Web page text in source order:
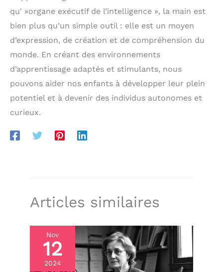
et les mettre dans le sac, et il suffit de les essuyer
pour les nettoyer. Convient Comme Cadeau Bien
Pensé : La valeur éducative du set de jouets
Montessori, combinée à son design visuellement
stimulant, en fait un merveilleux cadeau qui
explorer et à se développer. C'est un cadeau de
naissance bien pensé pour la mère et il convient
également très bien comme cadeau de fête des
enfants, cadeau d'anniversaire, cadeau de Noël,
cadeau de bas et cadeau de Pâques pour votre
bébé.
qu' »organe exécutif de l’intelligence », la main est
bien plus qu’un simple outil : elle est un moyen
d’expression, de création et de compréhension du
monde. En créant des environnements
d’apprentissage adaptés et stimulants, nous
pouvons aider nos enfants à développer leur plein
potentiel et à devenir des individus autonomes et
curieux.
Articles similaires
Nov
12
2024